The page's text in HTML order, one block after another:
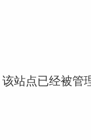
站点已经被管